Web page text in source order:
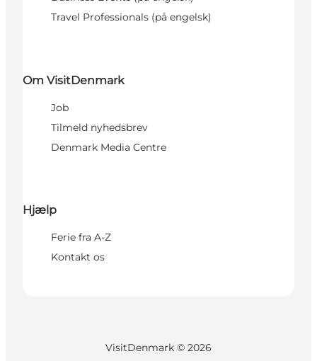
Travel Professionals (på engelsk)
Om VisitDenmark
Job
Tilmeld nyhedsbrev
Denmark Media Centre
Hjælp
Ferie fra A-Z
Kontakt os
VisitDenmark © 2026